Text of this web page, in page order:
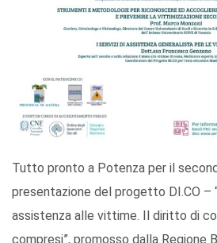
Tutto pronto a Potenza per il
presentazione del progetto DI.CO –
assistenza alle vittime. Il diritto di
compresi”, promosso dalla Regione